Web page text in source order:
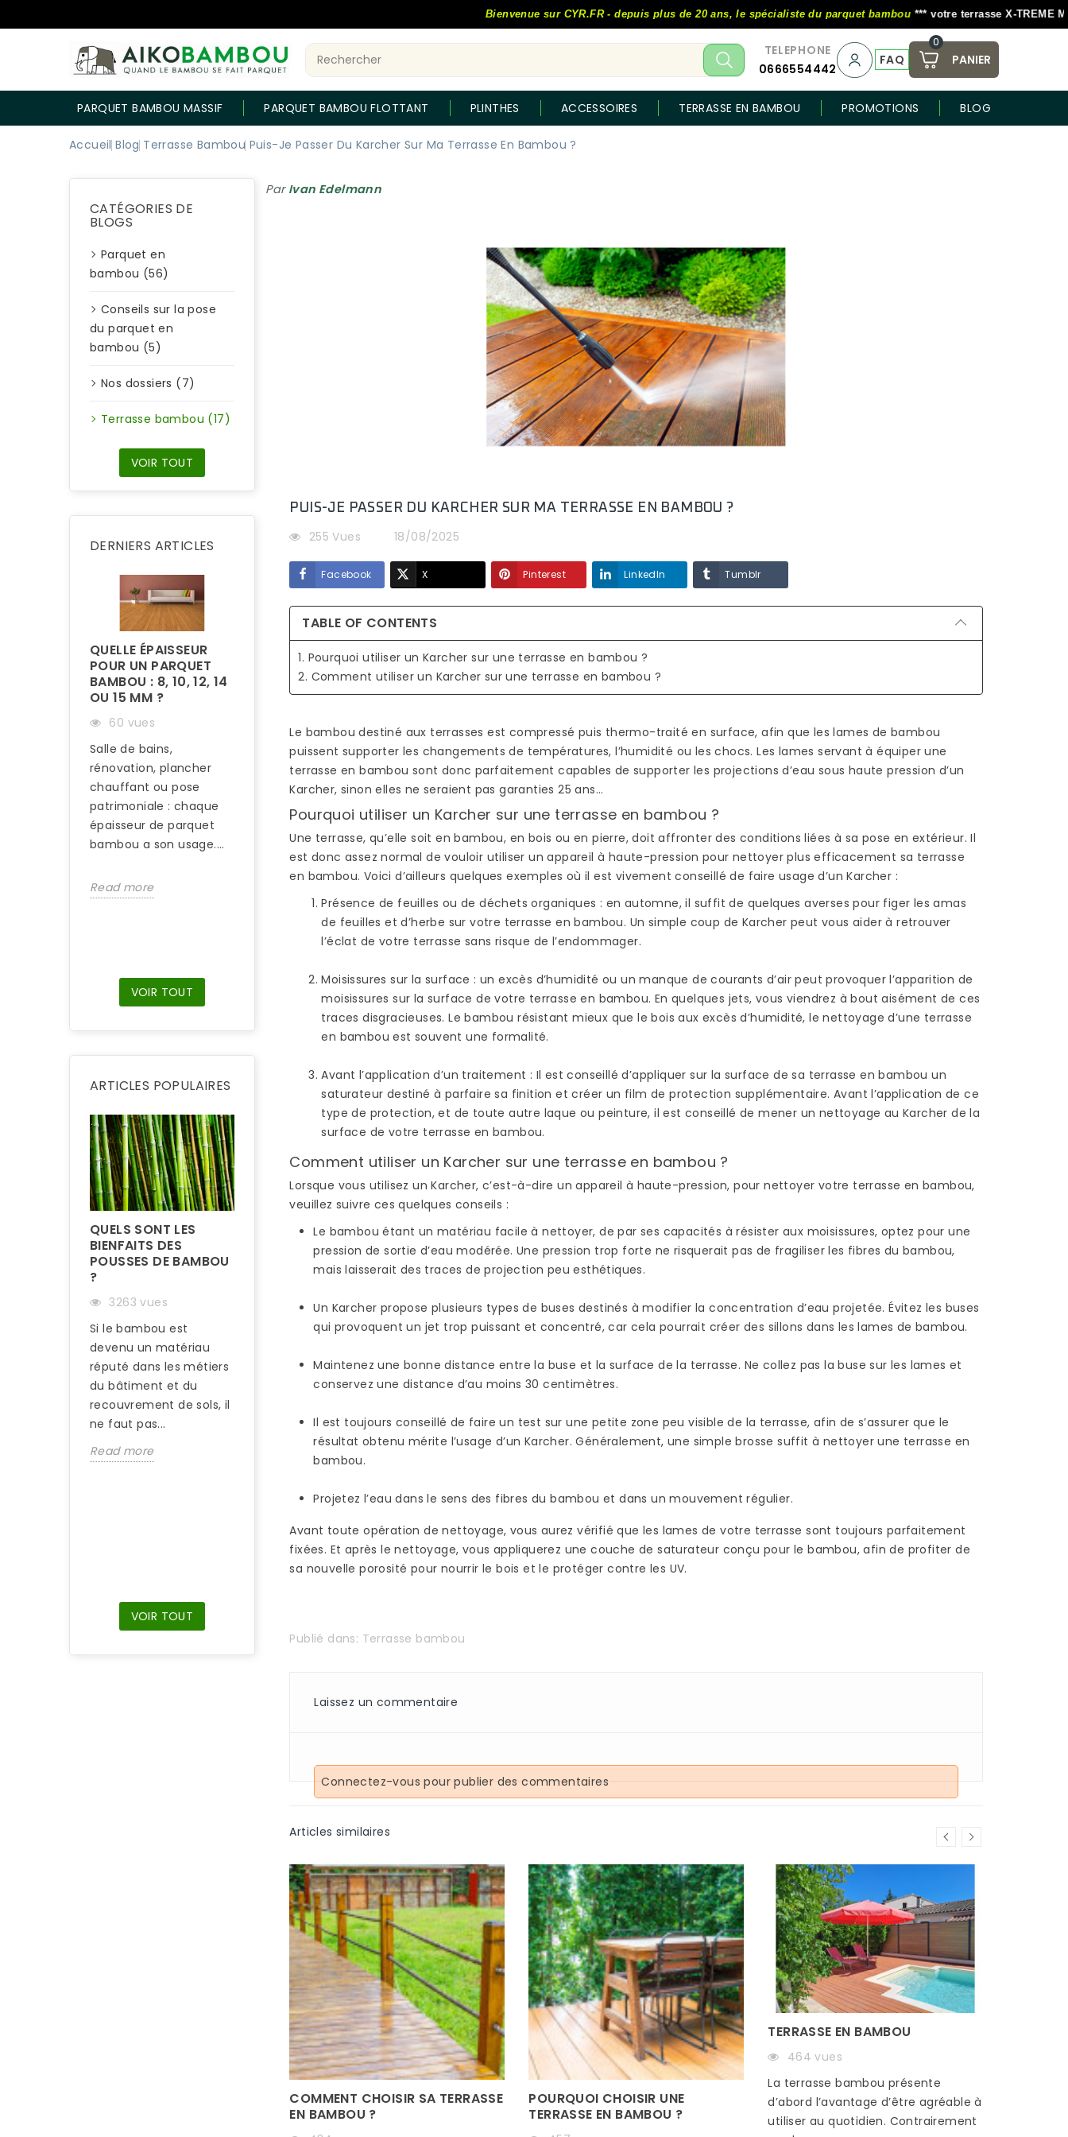
Bienvenue sur CYR.FR - depuis plus de 20 ans, le spécialiste du parquet bambou*** votre terrasse X-TREME
TELEPHONE
0666554442
FAQ
0
PANIER
PARQUET BAMBOU MASSIF PARQUET BAMBOU FLOTTANT PLINTHES ACCESSOIRES TERRASSE EN BAMBOU PROMOTIONS BLOG
Accueil Blog Terrasse Bambou Puis-Je Passer Du Karcher Sur Ma Terrasse En Bambou ?
CATÉGORIES DE
BLOGS
Parquet en
bambou (56)
Conseils sur la pose
du parquet en
bambou (5)
Nos dossiers (7)
Terrasse bambou (17)
VOIR TOUT
DERNIERS ARTICLES
QUELLE ÉPAISSEUR
POUR UN PARQUET
BAMBOU : 8, 10, 12, 14
OU 15 MM ?
60 vues
Salle de bains,
rénovation, plancher
chauffant ou pose
patrimoniale : chaque
épaisseur de parquet
bambou a son usage....
Read more
POURQUOI LA
PLAÎT AUTANT ?
95 vues
S’il est difficile
d’identifier une terrasse
en bambou du regard, il
suffit de marcher pieds
nus sur ce type de...
Read more
POURQUOI LE
SÉDUIT DE PLUS EN
PLUS ?
81 vues
Vous ne l’avez peut-
être pas remarqué,
mais les parquets en
bambou sont de plus en
plus présents dans les
maisons,...
Read more
QUELLE TERRASSE
123 vues
Le choix du matériau
destiné à recouvrir une
investissement que l’on
espère profiter
profitable à...
Read more
QUELLE EST LA DURÉE
TERRASSE EN BOIS ?
145 vues
Une terrasse bien posée
terrasse doit être stable
et les lames fixées...
Read more
VOIR TOUT
ARTICLES POPULAIRES
QUELS SONT LES
BIENFAITS DES
POUSSES DE BAMBOU
?
3263 vues
Si le bambou est
devenu un matériau
réputé dans les métiers
du bâtiment et du
recouvrement de sols, il
ne faut pas...
Read more
UN PARQUET EN
BAMBOU ?
Si vous venez d’acquérir
une maison équipée
bambou et que ce
parquet n’a pas été bien
entretenu, il...
Read more
PARQUET BAMBOU :
AVANTAGES ET
INCONVÉNIENTS
Le choix du bambou
pour l’aménagement de
nombreux avantages.
En plus d’être un
Read more
QUEL VERNIS POUR UN
PLAN DE TRAVAIL EN
BAMBOU ?
Si vous avez décidé
d’équiper votre cuisine
bambou, vous avez fait
le choix le plus
Read more
POSE BAMBOU :
COMMENT POSER DU
1933 vues
Le parquet en bambou
avantages, si on le
un parquet...
VOIR TOUT
Par Ivan Edelmann
PUIS-JE PASSER DU KARCHER SUR MA TERRASSE EN BAMBOU ?
255 Vues 18/08/2025
Facebook X Pinterest LinkedIn Tumblr
TABLE OF CONTENTS
1. Pourquoi utiliser un Karcher sur une terrasse en bambou ?
2. Comment utiliser un Karcher sur une terrasse en bambou ?
Le bambou destiné aux terrasses est compressé puis thermo-traité en surface, afin que les lames de bambou
puissent supporter les changements de températures, l’humidité ou les chocs. Les lames servant à équiper une
terrasse en bambou sont donc parfaitement capables de supporter les projections d’eau sous haute pression d’un
Karcher, sinon elles ne seraient pasgaranties 25 ans…
Pourquoi utiliser un Karcher sur une terrasse en bambou ?
Une terrasse, qu’elle soit en bambou, en bois ou en pierre, doit affronter des conditions liées à sa pose en extérieur. Il
est donc assez normal de vouloir utiliser un appareil à haute-pression pour nettoyer plus efficacement sa terrasse
en bambou. Voici d’ailleurs quelques exemples où il est vivement conseillé de faire usage d’un Karcher :
Présence de feuilles ou de déchets organiques : en automne, il suffit de quelques averses pour figer les amas
de feuilles et d’herbe sur votre terrasse en bambou. Un simple coup de Karcher peut vous aider à retrouver
l’éclat de votre terrasse sans risque de l’endommager.
Moisissures sur la surface : un excès d’humidité ou un manque de courants d’air peut provoquer l’apparition de
moisissures sur la surface de votre terrasse en bambou. En quelques jets, vous viendrez à bout aisément de ces
traces disgracieuses. Le bambou résistant mieux que le bois aux excès d’humidité, le nettoyage d’une terrasse
en bambou est souvent une formalité.
Avant l’application d’un traitement : Il est conseillé d’appliquer sur la surface de sa terrasse en bambou un
saturateur destiné à parfaire sa finition et créer un film de protection supplémentaire. Avant l’application de ce
type de protection, et de toute autre laque ou peinture, il est conseillé de mener un nettoyage au Karcher de la
surface de votre terrasse en bambou.
Comment utiliser un Karcher sur une terrasse en bambou ?
Lorsque vous utilisez un Karcher, c’est-à-dire un appareil à haute-pression, pour nettoyer votre terrasse en bambou,
veuillez suivre ces quelques conseils :
Le bambou étant un matériau facile à nettoyer, de par ses capacités à résister aux moisissures, optez pour une
pression de sortie d’eau modérée. Une pression trop forte ne risquerait pas de fragiliser les fibres du bambou,
mais laisserait des traces de projection peu esthétiques.
Un Karcher propose plusieurs types de buses destinés à modifier la concentration d’eau projetée. Évitez les buses
qui provoquent un jet trop puissant et concentré, car cela pourrait créer des sillons dans les lames de bambou.
Maintenez une bonne distance entre la buse et la surface de la terrasse. Ne collez pas la buse sur les lames et
conservez une distance d’au moins 30 centimètres.
Il est toujours conseillé de faire un test sur une petite zone peu visible de la terrasse, afin de s’assurer que le
résultat obtenu mérite l’usage d’un Karcher. Généralement, une simple brosse suffit à nettoyer une terrasse en
bambou.
Projetez l’eau dans le sens des fibres du bambou et dans un mouvement régulier.
Avant toute opération de nettoyage, vous aurez vérifié que les lames de votre terrasse sont toujours parfaitement
fixées. Et après le nettoyage, vous appliquerez une couche desaturateur conçu pour le bambou, afin de profiter de
sa nouvelle porosité pour nourrir le bois et le protéger contre les UV.
Publié dans: Terrasse bambou
Laissez un commentaire
Connectez-vous pour publier des commentaires
Articles similaires
COMMENT CHOISIR SA TERRASSE
EN BAMBOU ?
POURQUOI CHOISIR UNE
TERRASSE EN BAMBOU ?
TERRASSE EN BAMBOU
464 vues
La terrasse bambou présente
d’abord l’avantage d’être agréable à
utiliser au quotidien. Contrairement